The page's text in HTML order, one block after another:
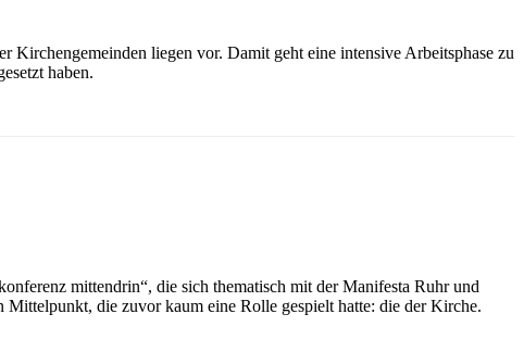
liegen vor. Damit geht eine intensive Arbeitsphase zu
haben.
mittendrin“, die sich thematisch mit der Manifesta Ruhr und
die zuvor kaum eine Rolle gespielt hatte: die der Kirche.